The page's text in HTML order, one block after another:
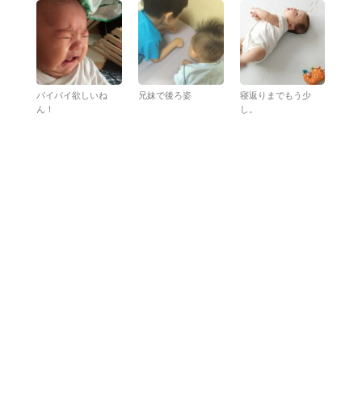
パイパイ欲しいね
ん！
兄妹で後ろ姿
寝返りまでもう少
し。